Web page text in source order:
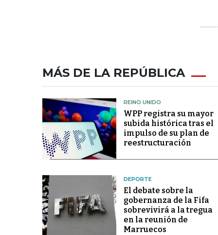
MÁS DE LA REPÚBLICA
REINO UNIDO
WPP registra su mayor
subida histórica tras el
impulso de su plan de
reestructuración
DEPORTE
El debate sobre la
gobernanza de la Fifa
sobrevivirá a la tregua
en la reunión de
Marruecos